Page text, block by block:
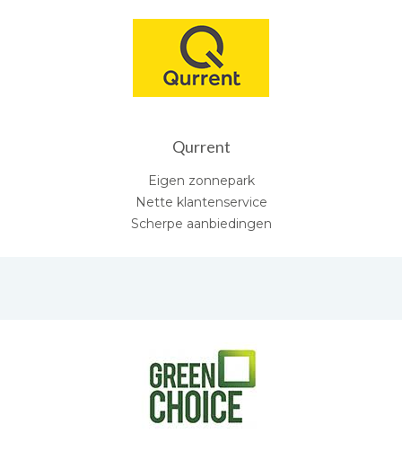
Qurrent
Eigen zonnepark
Nette klantenservice
Scherpe aanbiedingen